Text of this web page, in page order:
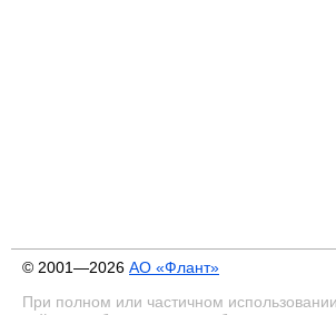
© 2001—2026 АО «Флант»
При полном или частичном